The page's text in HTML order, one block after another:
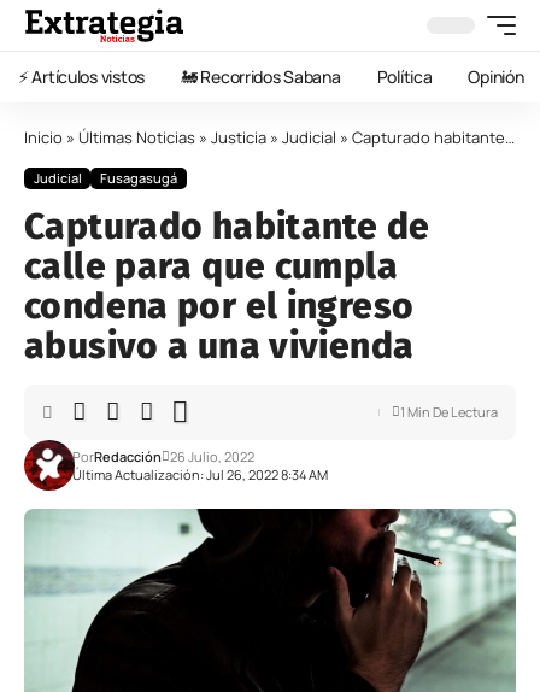
⚡️ Artículos vistos 🚂 Recorridos Sabana Política Opinión
Inicio » Últimas Noticias » Justicia » Judicial » Capturado habitante de calle para que cumpla condena por el ingreso abusivo a una vivienda
Judicial Fusagasugá
Capturado habitante de
calle para que cumpla
condena por el ingreso
abusivo a una vivienda
Última Actualización: Jul 26, 2022 8:34 AM
PorRedacción 26 Julio, 2022
1 Min De Lectura